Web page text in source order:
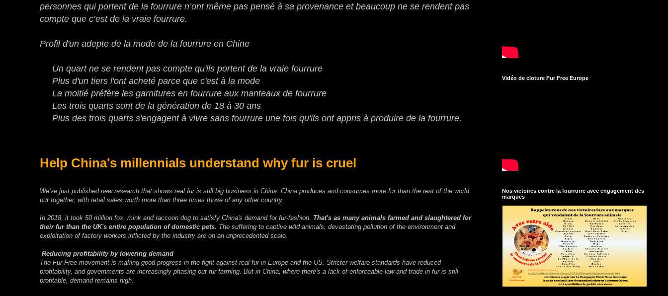
personnes qui portent de la fourrure n’ont même pas pensé à sa provenance et beaucoup ne se rendent pas
compte que c’est de la vraie fourrure.
Profil d'un adepte de la mode de la fourrure en Chine
Un quart ne se rendent pas compte qu'ils portent de la vraie fourrure
Plus d'un tiers l'ont acheté parce que c'est à la mode
La moitié préfère les garnitures en fourrure aux manteaux de fourrure
Les trois quarts sont de la génération de 18 à 30 ans
Plus des trois quarts s'engagent à vivre sans fourrure une fois qu'ils ont appris à produire de la fourrure.
Help China's millennials understand why fur is cruel
We've just published new research that shows real fur is still big business in China. China produces and consumes more fur than the rest of the world
put together, with retail sales worth more than three times those of any other country.
In 2018, it took 50 million fox, mink and raccoon dog to satisfy China's demand for fur-fashion. That's as many animals farmed and slaughtered for
their fur than the UK's entire population of domestic pets. The suffering to captive wild animals, devastating pollution of the environment and
exploitation of factory workers inflicted by the industry are on an unprecedented scale.
Reducing profitability by lowering demand
The Fur-Free movement is making good progress in the fight against real fur in Europe and the US. Stricter welfare standards have reduced
profitability, and governments are increasingly phasing out fur farming. But in China, where there's a lack of enforceable law and trade in fur is still
profitable, demand remains high.
Vidéo de cloture Fur Free Europe
Nos victoires contre la fourrurre avec engagement des
marques